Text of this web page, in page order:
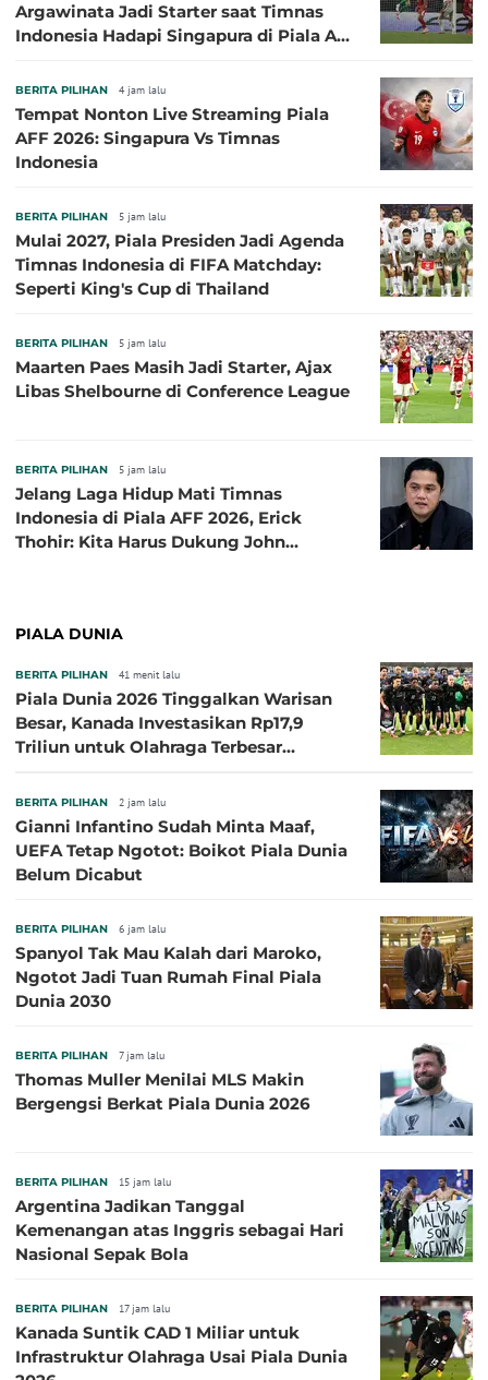
Argawinata Jadi Starter saat Timnas
Indonesia Hadapi Singapura di Piala AFF
BERITA PILIHAN 4 jam lalu
Tempat Nonton Live Streaming Piala
AFF 2026: Singapura Vs Timnas
Indonesia
BERITA PILIHAN 5 jam lalu
Mulai 2027, Piala Presiden Jadi Agenda
Timnas Indonesia di FIFA Matchday:
Seperti King's Cup di Thailand
BERITA PILIHAN 5 jam lalu
Maarten Paes Masih Jadi Starter, Ajax
Libas Shelbourne di Conference League
BERITA PILIHAN 5 jam lalu
Jelang Laga Hidup Mati Timnas
Indonesia di Piala AFF 2026, Erick
Thohir: Kita Harus Dukung John
PIALA DUNIA
BERITA PILIHAN 41 menit lalu
Piala Dunia 2026 Tinggalkan Warisan
Besar, Kanada Investasikan Rp17,9
Triliun untuk Olahraga Terbesar
BERITA PILIHAN 2 jam lalu
Gianni Infantino Sudah Minta Maaf,
UEFA Tetap Ngotot: Boikot Piala Dunia
Belum Dicabut
BERITA PILIHAN 6 jam lalu
Spanyol Tak Mau Kalah dari Maroko,
Ngotot Jadi Tuan Rumah Final Piala
Dunia 2030
BERITA PILIHAN 7 jam lalu
Thomas Muller Menilai MLS Makin
Bergengsi Berkat Piala Dunia 2026
BERITA PILIHAN 15 jam lalu
Argentina Jadikan Tanggal
Kemenangan atas Inggris sebagai Hari
Nasional Sepak Bola
BERITA PILIHAN 17 jam lalu
Kanada Suntik CAD 1 Miliar untuk
Infrastruktur Olahraga Usai Piala Dunia